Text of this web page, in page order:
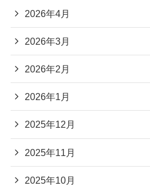
2026年4月
2026年3月
2026年2月
2026年1月
2025年12月
2025年11月
2025年10月